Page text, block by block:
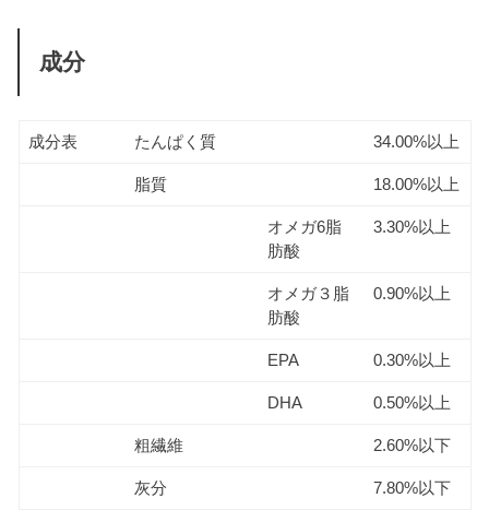
成分
成分表 たんぱく質 34.00%以上
脂質 18.00%以上
オメガ6脂
肪酸
3.30%以上
オメガ３脂
肪酸
0.90%以上
EPA 0.30%以上
DHA 0.50%以上
粗繊維 2.60%以下
灰分 7.80%以下